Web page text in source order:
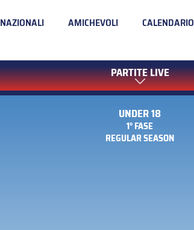
NAZIONALI AMICHEVOLI CALENDARIO
PARTITE LIVE
UNDER 18
1° FASE
REGULAR SEASON